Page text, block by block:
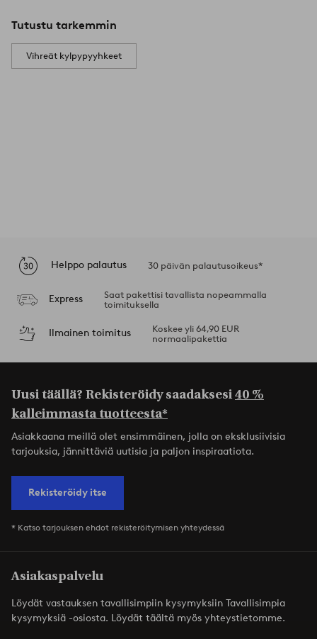
Tutustu tarkemmin
Vihreät kylpypyyhkeet
Helppo palautus 30 päivän palautusoikeus*
Express
Saat pakettisi tavallista nopeammalla
toimituksella
Ilmainen toimitus
Koskee yli 64,90 EUR
normaalipakettia
Uusi täällä? Rekisteröidy saadaksesi40 %
kalleimmasta tuotteesta*
Asiakkaana meillä olet ensimmäinen, jolla on eksklusiivisia
tarjouksia, jännittäviä uutisia ja paljon inspiraatiota.
Rekisteröidy itse
* Katso tarjouksen ehdot rekisteröitymisen yhteydessä
Asiakaspalvelu
Löydät vastauksen tavallisimpiin kysymyksiin Tavallisimpia
kysymyksiä -osiosta. Löydät täältä myös yhteystietomme.